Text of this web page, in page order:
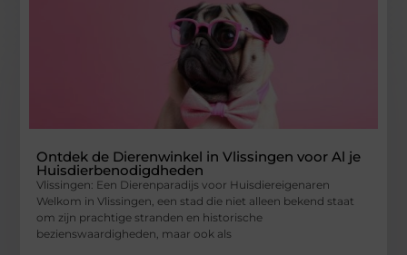
Ontdek de Dierenwinkel in Vlissingen voor Al je
Huisdierbenodigdheden
Vlissingen: Een Dierenparadijs voor Huisdiereigenaren
Welkom in Vlissingen, een stad die niet alleen bekend staat
om zijn prachtige stranden en historische
bezienswaardigheden, maar ook als